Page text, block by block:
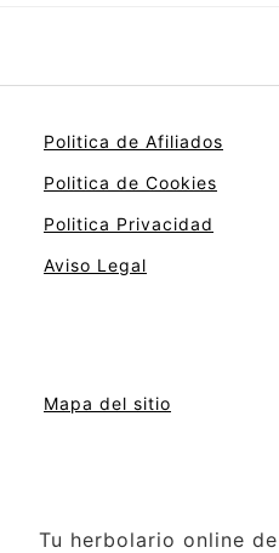
Politica de Afiliados
Politica de Cookies
Politica Privacidad
Aviso Legal
Mapa del sitio
Tu herbolario online